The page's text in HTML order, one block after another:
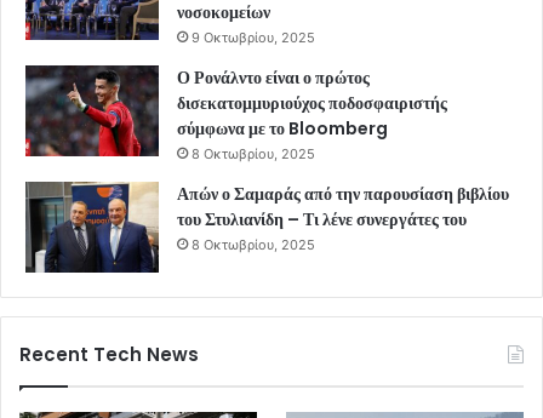
νοσοκομείων
9 Οκτωβρίου, 2025
Ο Ρονάλντο είναι ο πρώτος
δισεκατομμυριούχος ποδοσφαιριστής
σύμφωνα με το Bloomberg
8 Οκτωβρίου, 2025
Απών ο Σαμαράς από την παρουσίαση βιβλίου
του Στυλιανίδη – Τι λένε συνεργάτες του
8 Οκτωβρίου, 2025
Recent Tech News